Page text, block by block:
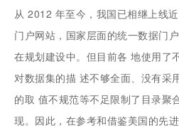
社区
400-0011-866
从 2012 年至今，我国已相继上线
门户网站，国家层面的统一数据门
在规划建设中。但目前各 地使用了
对数据集的描 述不够全面、没有采
的取 值不规范等不足限制了目录聚
现。因此，在参考和借鉴美国的先